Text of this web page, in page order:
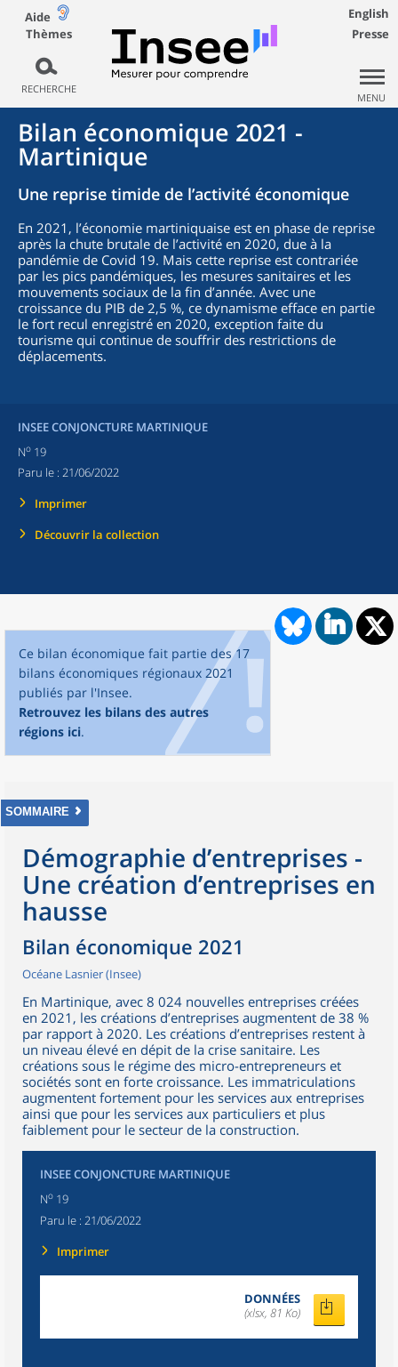
Aide
Thèmes
RECHERCHE
English
Presse
MENU
Bilan économique 2021 -
Martinique
Une reprise timide de l’activité économique
En 2021, l’économie martiniquaise est en phase de reprise
après la chute brutale de l’activité en 2020, due à la
pandémie de Covid 19. Mais cette reprise est contrariée
par les pics pandémiques, les mesures sanitaires et les
mouvements sociaux de la fin d’année. Avec une
croissance du PIB de 2,5 %, ce dynamisme efface en partie
le fort recul enregistré en 2020, exception faite du
tourisme qui continue de souffrir des restrictions de
déplacements.
INSEE CONJONCTURE MARTINIQUE
No 19
Paru le : 21/06/2022
Imprimer
Découvrir la collection
Ce bilan économique fait partie des 17
bilans économiques régionaux 2021
publiés par l'Insee.
Retrouvez les bilans des autres
régions ici.
SOMMAIRE
Démographie d’entreprises -
Une création d’entreprises en
hausse
Bilan économique 2021
Océane Lasnier (Insee)
En Martinique, avec 8 024 nouvelles entreprises créées
en 2021, les créations d’entreprises augmentent de 38 %
par rapport à 2020. Les créations d’entreprises restent à
un niveau élevé en dépit de la crise sanitaire. Les
créations sous le régime des micro-entrepreneurs et
sociétés sont en forte croissance. Les immatriculations
augmentent fortement pour les services aux entreprises
ainsi que pour les services aux particuliers et plus
faiblement pour le secteur de la construction.
INSEE CONJONCTURE MARTINIQUE
No 19
Paru le : 21/06/2022
Imprimer
DONNÉES
(xlsx, 81 Ko)